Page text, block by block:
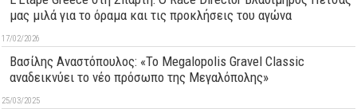
μας μιλά για το όραμα και τις προκλήσεις του αγώνα
17/02/2026
Βασίλης Αναστόπουλος: «Το Megalopolis Gravel Classic
αναδεικνύει το νέο πρόσωπο της Μεγαλόπολης»
25/03/2025